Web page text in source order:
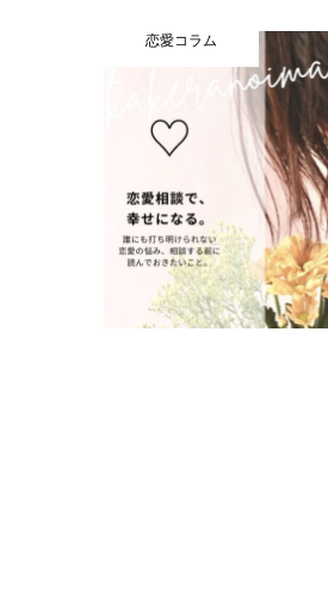
恋愛コラム